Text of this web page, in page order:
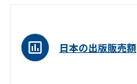
日本の出版販売額